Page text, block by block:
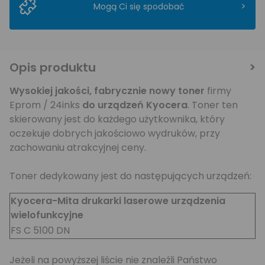
Mogą Ci się spodobać >
Opis produktu
Wysokiej jakości, fabrycznie nowy toner firmy
Eprom / 24inks do urządzeń Kyocera. Toner ten
skierowany jest do każdego użytkownika, który
oczekuje dobrych jakościowo wydruków, przy
zachowaniu atrakcyjnej ceny.
Toner dedykowany jest do następujących urządzeń:
Kyocera-Mita drukarki laserowe urządzenia
wielofunkcyjne
FS C 5100 DN
Jeżeli na powyższej liście nie znaleźli Państwo